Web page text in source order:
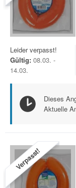
Leider verpasst!
Gültig: 08.03. -
14.03.
Dieses
Aktuelle
Verpasst!